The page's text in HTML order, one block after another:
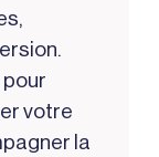
votre
la